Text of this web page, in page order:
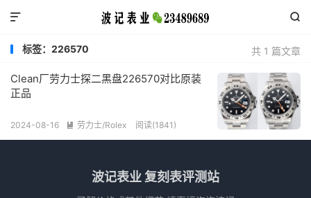


共 1 篇文章
标签：226570
Clean厂劳力士探二黑盘226570对比原装
正品
2024-08-16  劳力士/Rolex 阅读(1841)
波记表业 复刻表评测站